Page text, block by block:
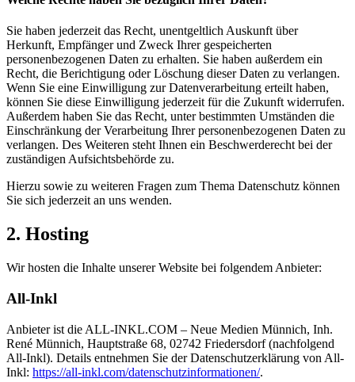
Sie haben jederzeit das Recht, unentgeltlich Auskunft über
Herkunft, Empfänger und Zweck Ihrer gespeicherten
personenbezogenen Daten zu erhalten. Sie haben außerdem ein
Recht, die Berichtigung oder Löschung dieser Daten zu verlangen.
Wenn Sie eine Einwilligung zur Datenverarbeitung erteilt haben,
können Sie diese Einwilligung jederzeit für die Zukunft widerrufen.
Außerdem haben Sie das Recht, unter bestimmten Umständen die
Einschränkung der Verarbeitung Ihrer personenbezogenen Daten zu
verlangen. Des Weiteren steht Ihnen ein Beschwerderecht bei der
zuständigen Aufsichtsbehörde zu.
Hierzu sowie zu weiteren Fragen zum Thema Datenschutz können
Sie sich jederzeit an uns wenden.
2. Hosting
Wir hosten die Inhalte unserer Website bei folgendem Anbieter:
All-Inkl
Anbieter ist die ALL-INKL.COM – Neue Medien Münnich, Inh.
René Münnich, Hauptstraße 68, 02742 Friedersdorf (nachfolgend
All-Inkl). Details entnehmen Sie der Datenschutzerklärung von All-
Inkl: https://all-inkl.com/datenschutzinformationen/.